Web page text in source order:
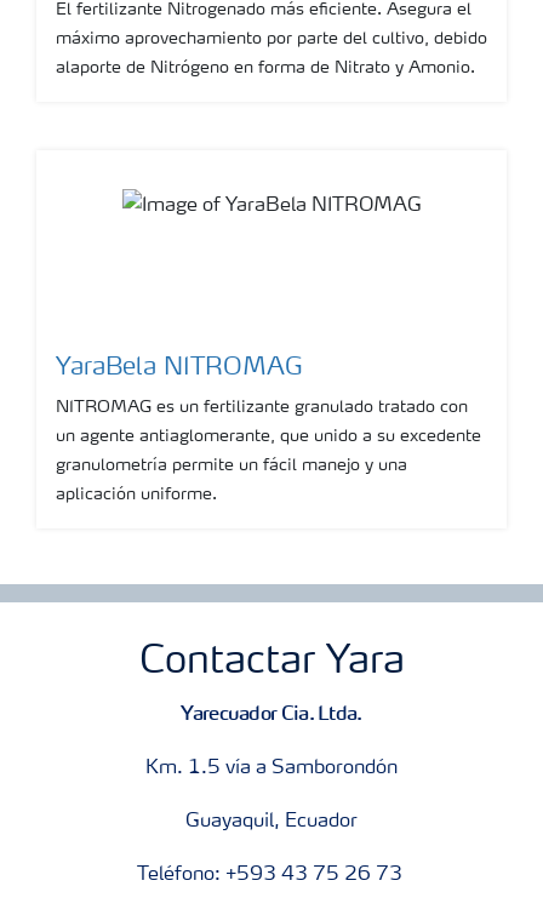
El fertilizante Nitrogenado más eficiente. Asegura el
máximo aprovechamiento por parte del cultivo, debido
alaporte de Nitrógeno en forma de Nitrato y Amonio.
YaraBela NITROMAG
NITROMAG es un fertilizante granulado tratado con
un agente antiaglomerante, que unido a su excedente
granulometría permite un fácil manejo y una
aplicación uniforme.
Contactar Yara
Yarecuador Cia. Ltda.
Km. 1.5 vía a Samborondón
Guayaquil, Ecuador
Teléfono: +593 43 75 26 73